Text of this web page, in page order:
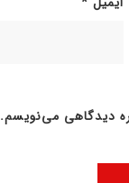
دیدگاهی می‌نویسم.